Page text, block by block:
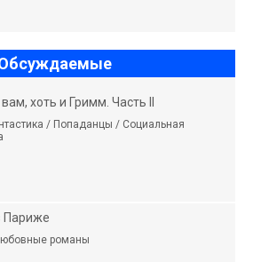
хоть и Гримм. Часть II
/ Попаданцы / Социальная
Париже
романы